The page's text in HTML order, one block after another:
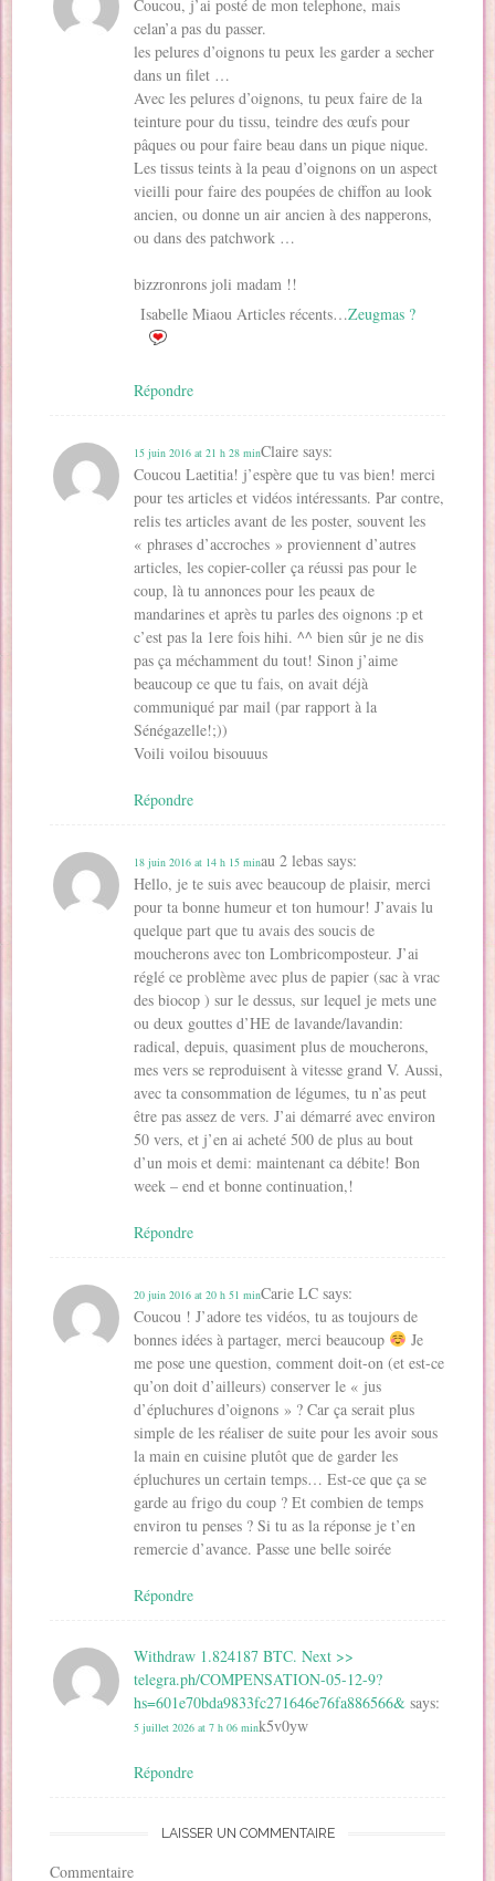
Coucou, j’ai posté de mon telephone, mais
celan’a pas du passer.
les pelures d’oignons tu peux les garder a secher
dans un filet …
Avec les pelures d’oignons, tu peux faire de la
teinture pour du tissu, teindre des œufs pour
pâques ou pour faire beau dans un pique nique.
Les tissus teints à la peau d’oignons on un aspect
vieilli pour faire des poupées de chiffon au look
ancien, ou donne un air ancien à des napperons,
ou dans des patchwork …
bizzronrons joli madam !!
Isabelle Miaou Articles récents…Zeugmas ?
Répondre
Claire says:
15 juin 2016 at 21 h 28 min
Coucou Laetitia! j’espère que tu vas bien! merci
pour tes articles et vidéos intéressants. Par contre,
relis tes articles avant de les poster, souvent les
« phrases d’accroches » proviennent d’autres
articles, les copier-coller ça réussi pas pour le
coup, là tu annonces pour les peaux de
mandarines et après tu parles des oignons :p et
c’est pas la 1ere fois hihi. ^^ bien sûr je ne dis
pas ça méchamment du tout! Sinon j’aime
beaucoup ce que tu fais, on avait déjà
communiqué par mail (par rapport à la
Sénégazelle!;))
Voili voilou bisouuus
Répondre
au 2 lebas says:
18 juin 2016 at 14 h 15 min
Hello, je te suis avec beaucoup de plaisir, merci
pour ta bonne humeur et ton humour! J’avais lu
quelque part que tu avais des soucis de
moucherons avec ton Lombricomposteur. J’ai
réglé ce problème avec plus de papier (sac à vrac
des biocop ) sur le dessus, sur lequel je mets une
ou deux gouttes d’HE de lavande/lavandin:
radical, depuis, quasiment plus de moucherons,
mes vers se reproduisent à vitesse grand V. Aussi,
avec ta consommation de légumes, tu n’as peut
être pas assez de vers. J’ai démarré avec environ
50 vers, et j’en ai acheté 500 de plus au bout
d’un mois et demi: maintenant ca débite! Bon
week – end et bonne continuation,!
Répondre
Carie LC says:
20 juin 2016 at 20 h 51 min
Coucou ! J’adore tes vidéos, tu as toujours de
bonnes idées à partager, merci beaucoup
Je
me pose une question, comment doit-on (et est-ce
qu’on doit d’ailleurs) conserver le « jus
d’épluchures d’oignons » ? Car ça serait plus
simple de les réaliser de suite pour les avoir sous
la main en cuisine plutôt que de garder les
épluchures un certain temps… Est-ce que ça se
garde au frigo du coup ? Et combien de temps
environ tu penses ? Si tu as la réponse je t’en
remercie d’avance. Passe une belle soirée
Répondre
Withdraw 1.824187 BTC. Next >>
telegra.ph/COMPENSATION-05-12-9?
hs=601e70bda9833fc271646e76fa886566& says:
5 juillet 2026 at 7 h 06 mink5v0yw
Répondre
LAISSER UN COMMENTAIRE
Commentaire